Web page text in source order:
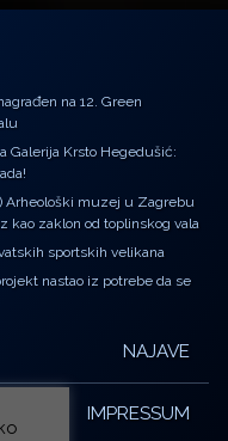
na 12. Green
Galerija Krsto Hegedušić:
Arheološki muzej u Zagrebu
kao zaklon od toplinskog vala
sportskih velikana
nastao iz potrebe da se
NAJAVE
IMPRESSUM